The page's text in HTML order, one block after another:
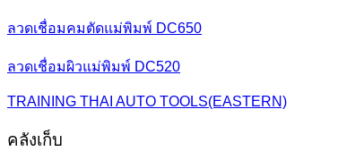
ลวดเชื่อมคมตัดแม่พิมพ์ DC650
ลวดเชื่อมผิวแม่พิมพ์ DC520
TRAINING THAI AUTO TOOLS(EASTERN)
คลังเก็บ